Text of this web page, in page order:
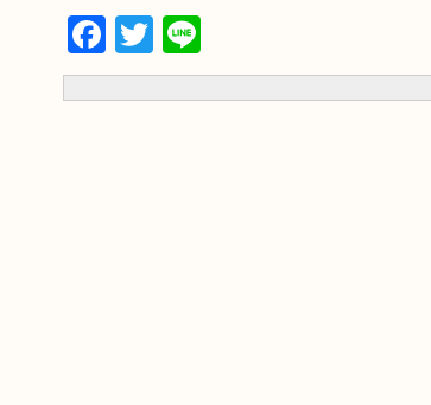
Facebook
Twitter
Line